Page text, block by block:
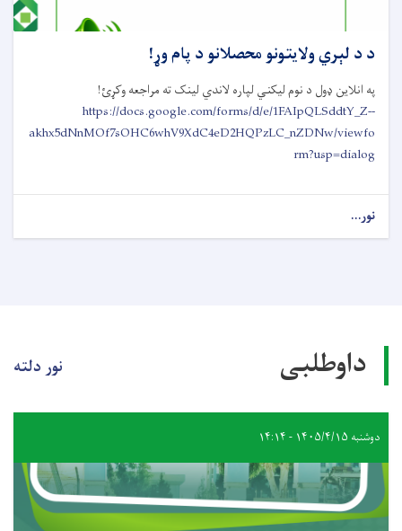
د د لېري ولایتونو محصلانو د پام وړ!
په انلاین ډول د نوم لیکني لپاره لاندي لینک ته مراجعه وکړئ!
https://docs.google.com/forms/d/e/1FAIpQLSddtY_Z--
akhx5dNnMOf7sOHC6whV9XdC4eD2HQPzLC_nZDNw/viewfo
rm?usp=dialog
نور...
داوطلبی نور دلته
دوشنبه ۱۴۰۵/۴/۱۵ - ۱۴:۱۴